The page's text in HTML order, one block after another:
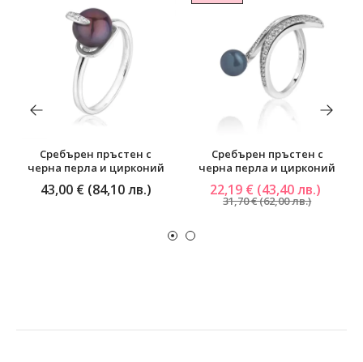
Сребърен пръстен с
черна перла и цирконий
43,00 € (84,10 лв.)
Сребърен пръстен с
черна перла и цирконий
22,19 € (43,40 лв.)
31,70 € (62,00 лв.)